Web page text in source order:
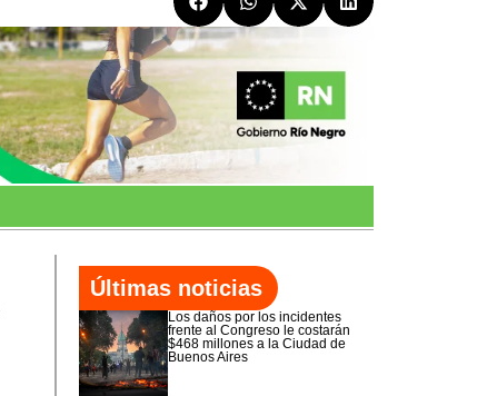
Últimas noticias
Los daños por los incidentes
frente al Congreso le costarán
$468 millones a la Ciudad de
Buenos Aires